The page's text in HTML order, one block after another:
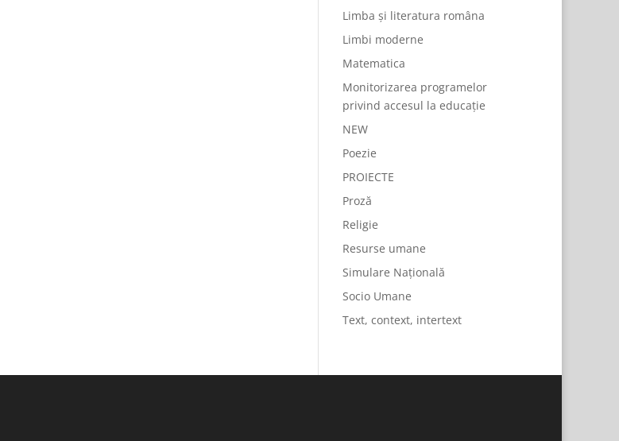
Limba și literatura româna
Limbi moderne
Matematica
Monitorizarea programelor
privind accesul la educație
NEW
Poezie
PROIECTE
Proză
Religie
Resurse umane
Simulare Națională
Socio Umane
Text, context, intertext